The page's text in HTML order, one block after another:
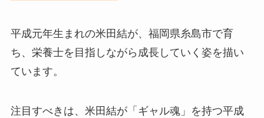
平成元年生まれの米田結が、福岡県糸島市で育
ち、栄養士を目指しながら成長していく姿を描い
ています。
注目すべきは、米田結が「ギャル魂」を持つ平成